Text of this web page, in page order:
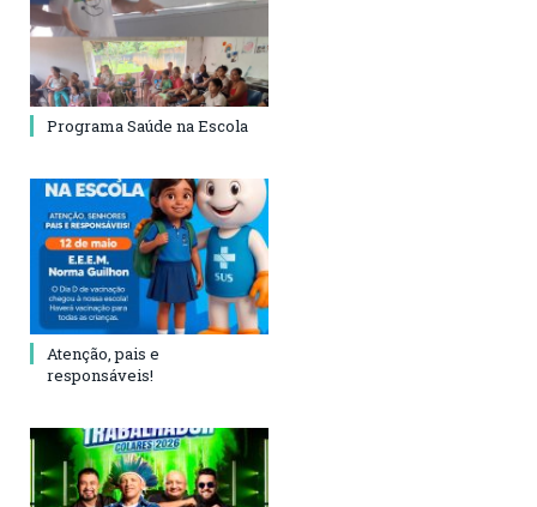
Programa Saúde na Escola
Atenção, pais e
responsáveis!